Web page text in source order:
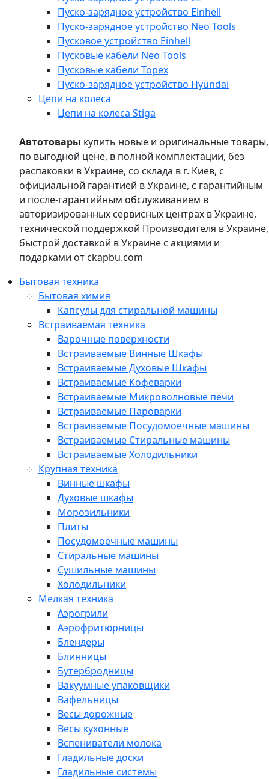
Пуско-зарядное устройство Einhell
Пуско-зарядное устройство Neo Tools
Пусковое устройство Einhell
Пусковые кабели Neo Tools
Пусковые кабели Topex
Пуско-зарядное устройство Hyundai
Цепи на колеса
Цепи на колеса Stiga
Автотовары купить новые и оригинальные товары,
по выгодной цене, в полной комплектации, без
распаковки в Украине, со склада в г. Киев, с
официальной гарантией в Украине, с гарантийным
и после-гарантийным обслуживанием в
авторизированных сервисных центрах в Украине,
технической поддержкой Производителя в Украине,
быстрой доставкой в Украине с акциями и
подарками от ckapbu.com
Бытовая техника
Бытовая химия
Капсулы для стиральной машины
Встраиваемая техника
Варочные поверхности
Встраиваемые Винные Шкафы
Встраиваемые Духовые Шкафы
Встраиваемые Кофеварки
Встраиваемые Микроволновые печи
Встраиваемые Пароварки
Встраиваемые Посудомоечные машины
Встраиваемые Стиральные машины
Встраиваемые Холодильники
Крупная техника
Винные шкафы
Духовые шкафы
Морозильники
Плиты
Посудомоечные машины
Стиральные машины
Сушильные машины
Холодильники
Мелкая техника
Аэрогрили
Аэрофритюрницы
Блендеры
Блинницы
Бутербродницы
Вакуумные упаковщики
Вафельницы
Весы дорожные
Весы кухонные
Вспениватели молока
Гладильные доски
Гладильные системы